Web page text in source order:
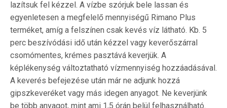
lazítsuk fel kézzel. A vízbe szórjuk bele lassan és
egyenletesen a megfelelő mennyiségű Rimano Plus
terméket, amíg a felszínen csak kevés víz látható. Kb. 5
perc beszívódási idő után kézzel vagy keverőszárral
csomómentes, krémes pasztává keverjük. A
képlékenység változtatható vízmennyiség hozzáadásával.
A keverés befejezése után már ne adjunk hozzá
gipszkeveréket vagy más idegen anyagot. Ne keverjünk
be több anyagot, mint ami 1,5 órán belül felhasználható.